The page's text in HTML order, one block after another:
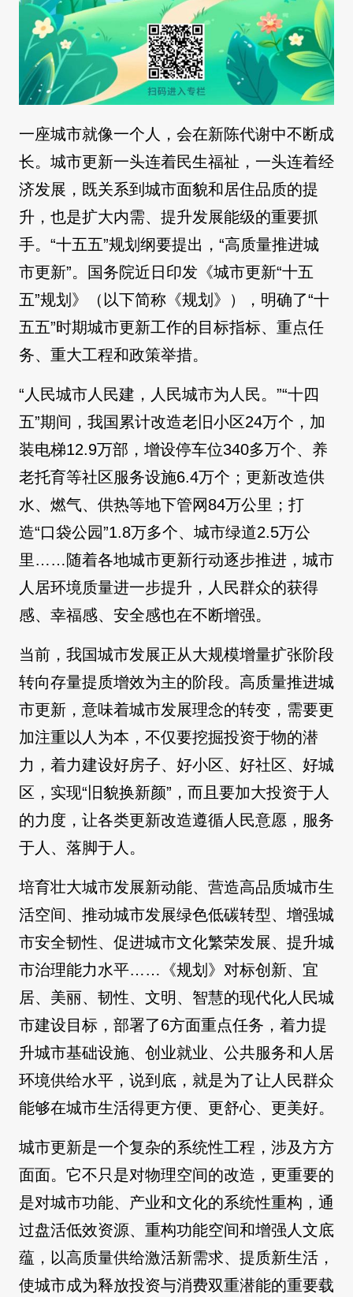
一座城市就像一个人，会在新陈代谢中不断成
长。城市更新一头连着民生福祉，一头连着经
济发展，既关系到城市面貌和居住品质的提
升，也是扩大内需、提升发展能级的重要抓
手。“十五五”规划纲要提出，“高质量推进城
市更新”。国务院近日印发《城市更新“十五
五”规划》（以下简称《规划》），明确了“十
五五”时期城市更新工作的目标指标、重点任
务、重大工程和政策举措。
“人民城市人民建，人民城市为人民。”“十四
五”期间，我国累计改造老旧小区24万个，加
装电梯12.9万部，增设停车位340多万个、养
老托育等社区服务设施6.4万个；更新改造供
水、燃气、供热等地下管网84万公里；打
造“口袋公园”1.8万多个、城市绿道2.5万公
里……随着各地城市更新行动逐步推进，城市
人居环境质量进一步提升，人民群众的获得
感、幸福感、安全感也在不断增强。
当前，我国城市发展正从大规模增量扩张阶段
转向存量提质增效为主的阶段。高质量推进城
市更新，意味着城市发展理念的转变，需要更
加注重以人为本，不仅要挖掘投资于物的潜
力，着力建设好房子、好小区、好社区、好城
区，实现“旧貌换新颜”，而且要加大投资于人
的力度，让各类更新改造遵循人民意愿，服务
于人、落脚于人。
培育壮大城市发展新动能、营造高品质城市生
活空间、推动城市发展绿色低碳转型、增强城
市安全韧性、促进城市文化繁荣发展、提升城
市治理能力水平……《规划》对标创新、宜
居、美丽、韧性、文明、智慧的现代化人民城
市建设目标，部署了6方面重点任务，着力提
升城市基础设施、创业就业、公共服务和人居
环境供给水平，说到底，就是为了让人民群众
能够在城市生活得更方便、更舒心、更美好。
城市更新是一个复杂的系统性工程，涉及方方
面面。它不只是对物理空间的改造，更重要的
是对城市功能、产业和文化的系统性重构，通
过盘活低效资源、重构功能空间和增强人文底
蕴，以高质量供给激活新需求、提质新生活，
使城市成为释放投资与消费双重潜能的重要载